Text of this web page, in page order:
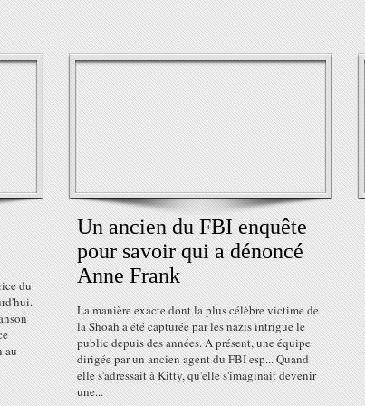
du
au
Un ancien du FBI enquête
pour savoir qui a dénoncé
Anne Frank
La manière exacte dont la plus célèbre victime de
la Shoah a été capturée par les nazis intrigue le
public depuis des années. A présent, une équipe
dirigée par un ancien agent du FBI esp... Quand
elle s'adressait à Kitty, qu'elle s'imaginait devenir
une...